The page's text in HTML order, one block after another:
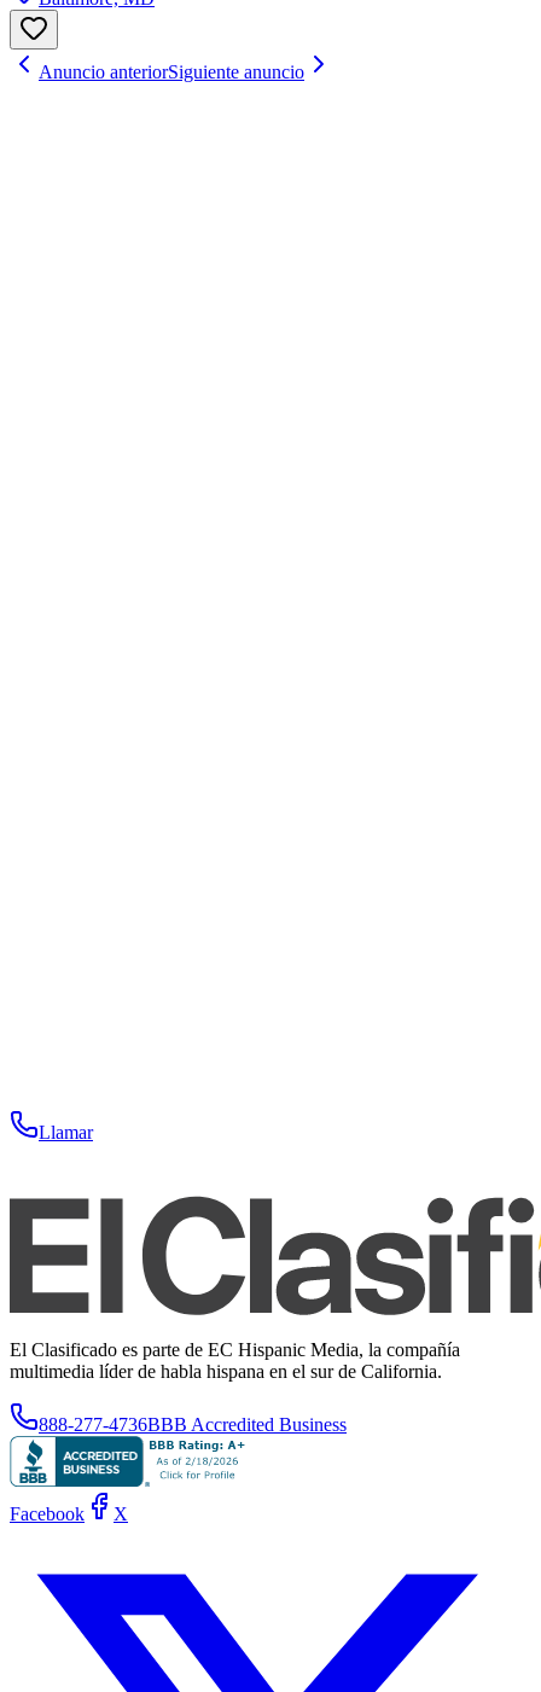
Anuncio anteriorSiguiente anuncio
Llamar
El Clasificado es parte de EC Hispanic Media, la compañía
multimedia líder de habla hispana en el sur de California.
888-277-4736BBB Accredited Business
Facebook X